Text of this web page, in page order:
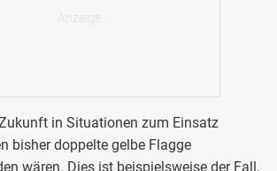
in Situationen zum Einsatz
bisher doppelte gelbe Flagge
wären. Dies ist beispielsweise der Fall,